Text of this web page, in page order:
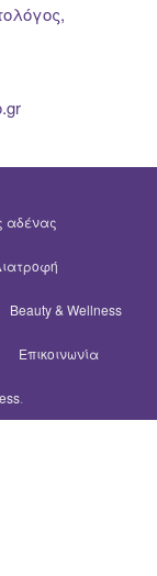
αδένας
Beauty & Wellness
Επικοινωνία
.